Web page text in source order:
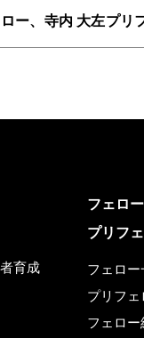
ー、寺内 大左プリ
育成
フェロー
プリフ
フェロー
プリフ
フェロ